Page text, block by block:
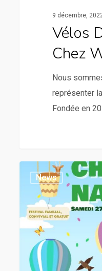
9 décembre,
Vélos
Chez
Nous
représenter
Fondée en
News